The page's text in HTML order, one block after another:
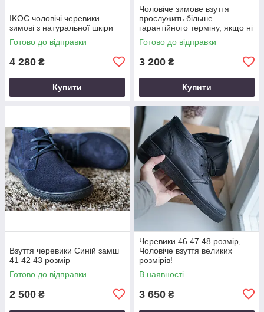
IKOС чоловічі черевики
зимові з натуральної шкіри
Готово до відправки
4 280 ₴
Купити
Чоловіче зимове взуття
прослужить більше
гарантійного терміну, якщо ні
повернемо гроші!
Готово до відправки
3 200 ₴
Купити
Взуття черевики Синій замш
41 42 43 розмір
Готово до відправки
2 500 ₴
Черевики 46 47 48 розмір,
Чоловіче взуття великих
розмірів!
В наявності
3 650 ₴